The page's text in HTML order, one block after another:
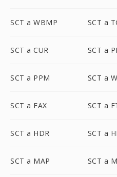
SCT a WBMP SCT a
SCT a CUR SCT a
SCT a PPM SCT a
SCT a FAX SCT a
SCT a HDR SCT a
SCT a MAP SCT a